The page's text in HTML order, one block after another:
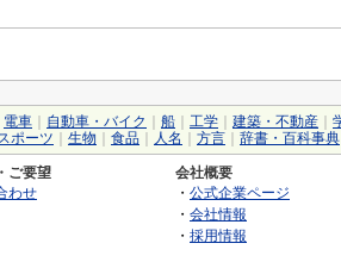
電車 自動車・バイク 船 工学 建築・不動産
スポーツ 生物 食品 人名 方言 辞書・百科事典
ご要望
わせ
会社概要
・ 公式企業ページ
・ 会社情報
・ 採用情報